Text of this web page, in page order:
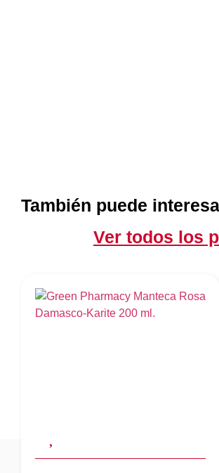
También puede
Ver todos los